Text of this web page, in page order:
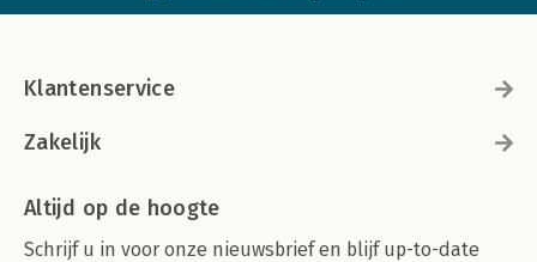
Klantenservice
Zakelijk
Altijd op de hoogte
Schrijf u in voor onze nieuwsbrief en blijf up-to-date